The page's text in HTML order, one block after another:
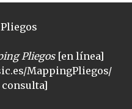
Pliegos[en línea]
MappingPliegos/
consulta]